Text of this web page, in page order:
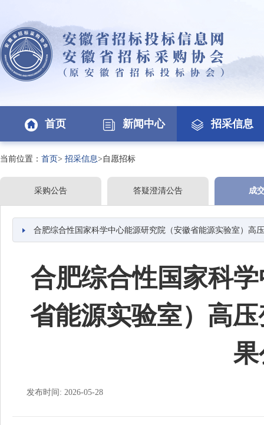
首页 新闻中心 招采信息
当前位置： 首页> 招采信息>自愿招标
采购公告 答疑澄清公告 成
合肥综合性国家科学中心能源研究院（安徽省能源实验室）高
合肥综合性国家科
省能源实验室）高
发布时间: 2026-05-28